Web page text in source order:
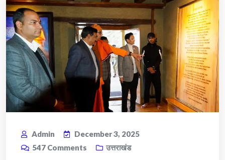
Admin
December 3, 2025
547 Comments उत्तराखंड